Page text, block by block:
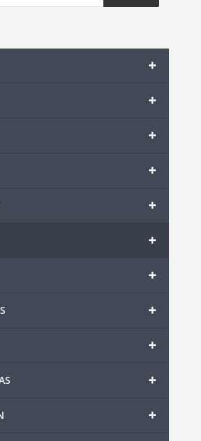
+
+
+
+
+
+
+
+
+
+
+